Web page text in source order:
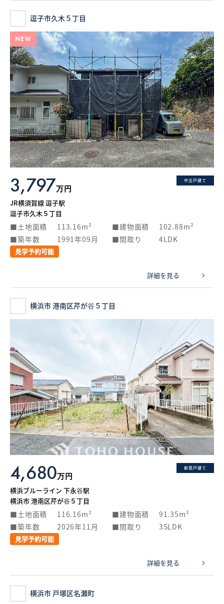
逗子市久木５丁目
NEW
中古戸建て
3,797万円
JR横須賀線 逗子駅
逗子市久木５丁目
土地面積 113.16m² 建物面積
102.88m²
築年数
1991年09月 間取り 4LDK
見学予約可能
詳細を見る
横浜市 港南区芹が谷５丁目
新築戸建て
4,680万円
横浜ブルーライン 下永谷駅
横浜市 港南区芹が谷５丁目
土地面積 116.16m² 建物面積
91.35m²
築年数
2026年11月 間取り 3SLDK
見学予約可能
詳細を見る
横浜市 戸塚区名瀬町